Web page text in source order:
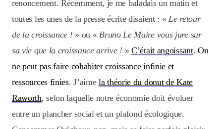
renoncement. Récemment, je me baladais un matin et
toutes les unes de la presse écrite disaient : «Le retour
de la croissance ! » ou «Bruno Le Maire vous jure sur
sa vie que la croissance arrive ! »C’était angoissant. On
ne peut pas faire cohabiter croissance infinie et
ressources finies. J’aimela théorie du donut de Kate
Raworth, selon laquelle notre économie doit évoluer
entre un plancher social et un plafond écologique.